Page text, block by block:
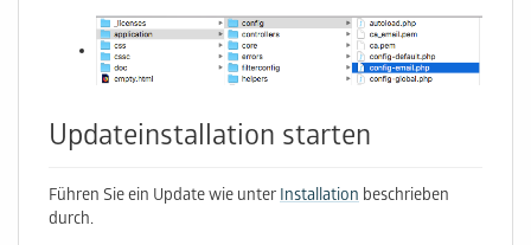
Updateinstallation starten
Führen Sie ein Update wie unterInstallation beschrieben
durch.